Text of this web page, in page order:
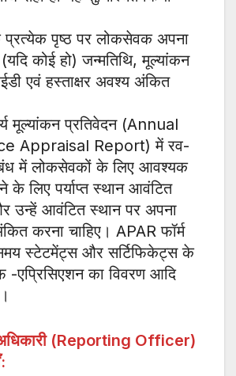
पृष्ठ पर लोकसेवक अपना
कोई हो) जन्मतिथि, मूल्यांकन
एवं हस्ताक्षर अवश्य अंकित
मूल्यांकन प्रतिवेदन (Annual
Appraisal Report) में रव-
में लोकसेवकों के लिए आवश्यक
के लिए पर्याप्त स्थान आवंटित
उन्हें आवंटित स्थान पर अपना
करना चाहिए। APAR फॉर्म
स्टेटमेंट्स और सर्टिफिकेट्स के
एप्रिसिएशन का विवरण आदि
(Reporting Officer)